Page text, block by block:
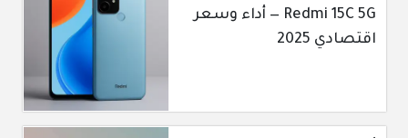
Redmi 15C 5G — أداء وسعر
اقتصادي 2025